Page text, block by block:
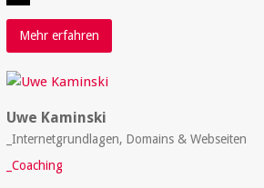
Mehr erfahren
Uwe Kaminski
_Internetgrundlagen, Domains & Webseiten
_Coaching